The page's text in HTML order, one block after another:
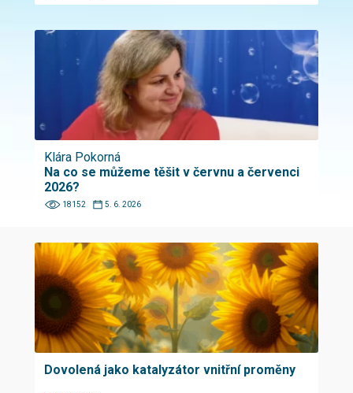
Klára Pokorná
Na co se můžeme těšit v červnu a červenci
2026?
18152 5. 6. 2026
Dovolená jako katalyzátor vnitřní proměny